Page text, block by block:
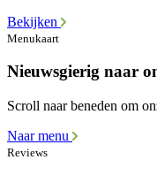
Bekijken
Menukaart
Nieuwsgierig naar
Scroll naar beneden om
Naar menu
Reviews